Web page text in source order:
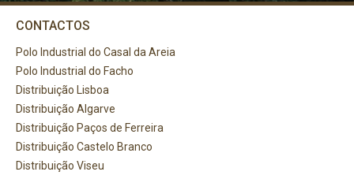
CONTACTOS
Polo Industrial do Casal da Areia
Polo Industrial do Facho
Distribuição Lisboa
Distribuição Algarve
Distribuição Paços de Ferreira
Distribuição Castelo Branco
Distribuição Viseu